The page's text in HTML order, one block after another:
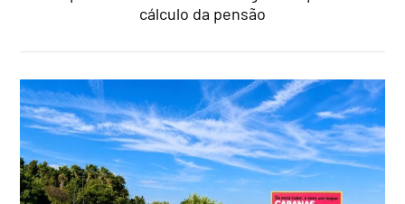
cálculo da pensão